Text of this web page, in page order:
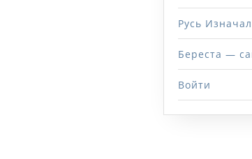
Русь
Береста —
Войти